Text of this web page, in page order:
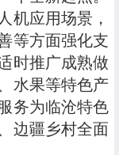
机应用场景，
等方面强化支
时推广成熟做
水果等特色产
务为临沧特色
边疆乡村全面